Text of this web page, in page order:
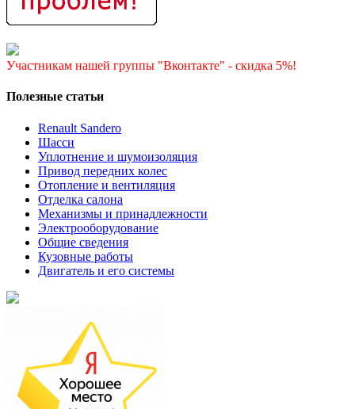
Участникам нашей группы "Вконтакте" - скидка 5%!
Полезные статьи
Renault Sandero
Шасси
Уплотнение и шумоизоляция
Привод передних колес
Отопление и вентиляция
Отделка салона
Механизмы и принадлежности
Электрооборудование
Общие сведения
Кузовные работы
Двигатель и его системы